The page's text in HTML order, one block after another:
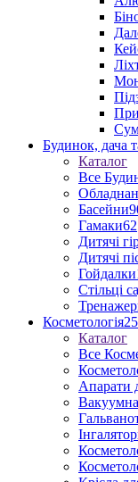
Будинок, дача
Каталог
Все
Басейни
Гамаки62
Дитячі
Дитячі
Гойдалки
Стільці
Косметологія
Каталог
Все
Апарати
Вакуумна